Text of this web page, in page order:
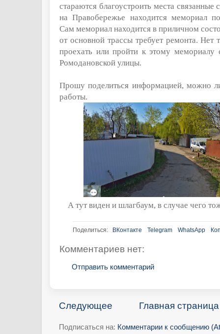
стараются благоустроить места
на Правобережье находится мемориал
Сам мемориал находится в приличном
от основной трассы требует ремонта. Нет
проехать или пройти к этому мемориалу
Ромодановской улицы.
Прошу поделиться информацией, можно
работы.
А тут виден и шлагбаум, в случае чего
Поделиться: ВКонтакте Telegram WhatsApp
Комментариев нет:
Отправить комментарий
Следующее Главная страница
Подписаться на: Комментарии к сообщению